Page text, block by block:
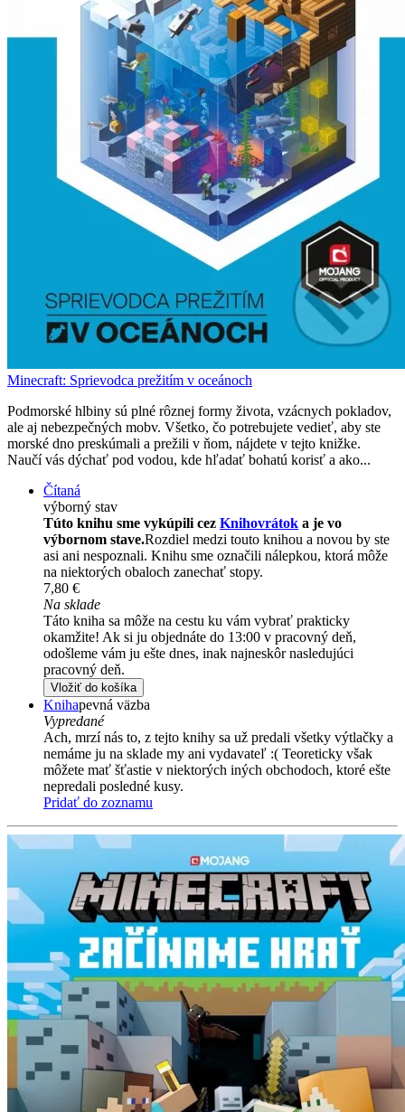
Minecraft: Sprievodca prežitím v oceánoch
Podmorské hlbiny sú plné rôznej formy života, vzácnych pokladov,
ale aj nebezpečných mobv. Všetko, čo potrebujete vedieť, aby ste
morské dno preskúmali a prežili v ňom, nájdete v tejto knižke.
Naučí vás dýchať pod vodou, kde hľadať bohatú korisť a ako...
Čítaná
výborný stav
Túto knihu sme vykúpili cez Knihovrátok a je vo
výbornom stave.Rozdiel medzi touto knihou a novou by ste
asi ani nespoznali. Knihu sme označili nálepkou, ktorá môže
na niektorých obaloch zanechať stopy.
7,80 €
Na sklade
Táto kniha sa môže na cestu ku vám vybrať prakticky
okamžite! Ak si ju objednáte do 13:00 v pracovný deň,
odošleme vám ju ešte dnes, inak najneskôr nasledujúci
pracovný deň.
Vložiť do košíka
Knihapevná väzba
Vypredané
Ach, mrzí nás to, z tejto knihy sa už predali všetky výtlačky a
nemáme ju na sklade my ani vydavateľ :( Teoreticky však
môžete mať šťastie v niektorých iných obchodoch, ktoré ešte
nepredali posledné kusy.
Pridať do zoznamu